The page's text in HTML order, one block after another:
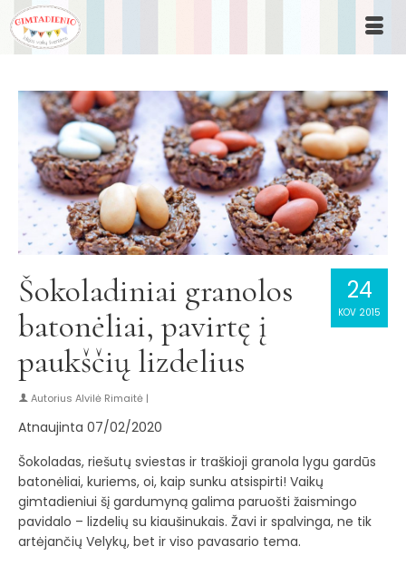
24
KOV 2015
Šokoladiniai granolos
batonėliai, pavirtę į
paukščių lizdelius
Autorius Alvilė Rimaitė |
Atnaujinta 07/02/2020
Šokoladas, riešutų sviestas ir traškioji granola lygu gardūs
batonėliai, kuriems, oi, kaip sunku atsispirti! Vaikų
gimtadieniui šį gardumyną galima paruošti žaismingo
pavidalo – lizdelių su kiaušinukais. Žavi ir spalvinga, ne tik
artėjančių Velykų, bet ir viso pavasario tema.